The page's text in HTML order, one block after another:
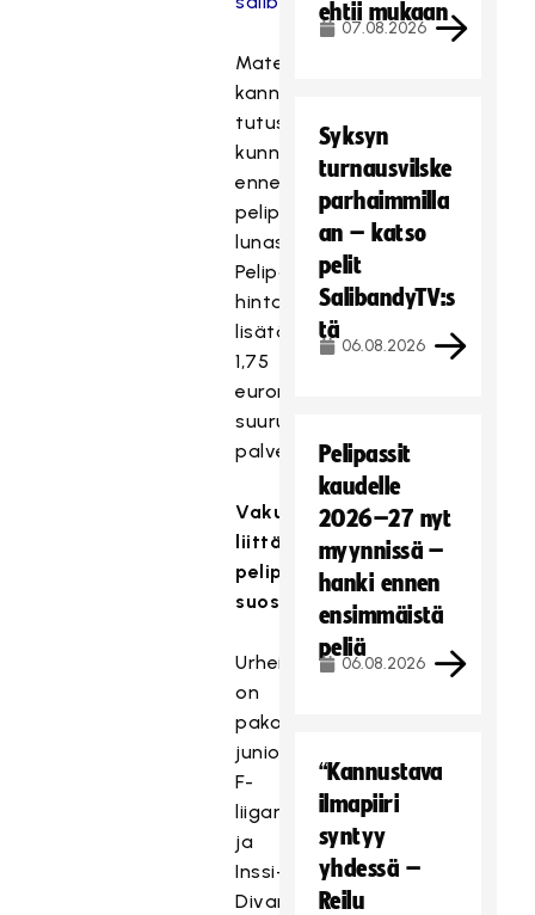
Materiaaliin
kannattaa
tutustua
kunnolla
ennen
pelipassin
lunastamista.
Pelipassien
hintaan
lisätään
1,75
euron
suuruinen
palvelumaksu.
Vakuutuksen
liittäminen
pelipassiin
suositeltavaa
Urheiluvakuutus
on
pakollinen
junioripelaajille,
F-
liigan
ja
Inssi-
Divarin
ehtii mukaan
07.08.2026
Syksyn
turnausvilske
parhaimmilla
an – katso
pelit
SalibandyTV:s
tä
06.08.2026
Pelipassit
kaudelle
2026–27 nyt
myynnissä –
hanki ennen
ensimmäistä
peliä
06.08.2026
“Kannustava
ilmapiiri
syntyy
yhdessä –
Reilu